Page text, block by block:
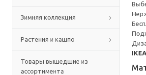
Зимняя коллекция
Растения и кашпо
Товары вышедшие из
ассортимента